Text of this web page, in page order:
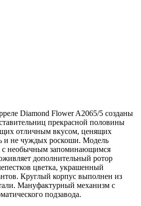
Diamond Flower A2065/5 созданы
прекрасной половины
отличным вкусом, ценящих
и не чуждых роскоши. Модель
с необычным запоминающимся
дополнительный ротор
цветка, украшенный
Круглый корпус выполнен из
Мануфактурный механизм с
подзавода.